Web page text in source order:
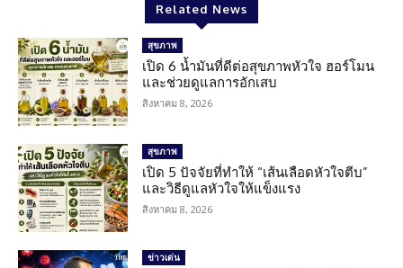
Related News
สุขภาพ
เปิด 6 น้ำมันที่ดีต่อสุขภาพหัวใจ ฮอร์โมน
และช่วยดูแลการอักเสบ
สิงหาคม 8, 2026
สุขภาพ
เปิด 5 ปัจจัยที่ทำให้ “เส้นเลือดหัวใจตีบ”
และวิธีดูแลหัวใจให้แข็งแรง
สิงหาคม 8, 2026
ข่าวเด่น